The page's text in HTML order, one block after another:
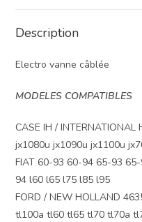
Description
Electro vanne câblée
MODELES COMPATIBLES
CASE IH /
jx1080u jx1090u jx1100u
FIAT 60-93 60-94 65-93
94 l60 l65 l75 l85 l95
FORD / NEW HOLLAND
tl100a tl60 tl65 tl70 tl70a